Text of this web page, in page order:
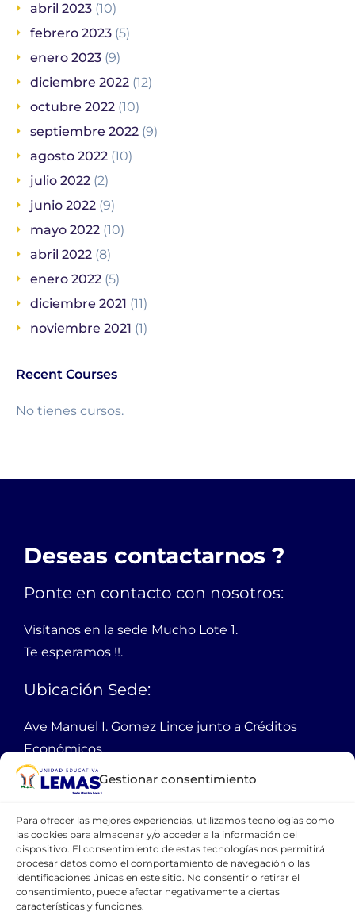
Gestionar consentimiento
Para ofrecer las mejores experiencias, utilizamos tecnologías como
las cookies para almacenar y/o acceder a la información del
dispositivo. El consentimiento de estas tecnologías nos permitirá
procesar datos como el comportamiento de navegación o las
identificaciones únicas en este sitio. No consentir o retirar el
consentimiento, puede afectar negativamente a ciertas
características y funciones.
abril 2023 (10)
febrero 2023 (5)
enero 2023 (9)
diciembre 2022 (12)
octubre 2022 (10)
septiembre 2022 (9)
agosto 2022 (10)
julio 2022 (2)
junio 2022 (9)
mayo 2022 (10)
abril 2022 (8)
enero 2022 (5)
diciembre 2021 (11)
noviembre 2021 (1)
Recent Courses
No tienes cursos.
Deseas contactarnos ?
Ponte en contacto con nosotros:
Visítanos en la sede Mucho Lote 1.
Te esperamos !!.
Ubicación Sede:
Ave Manuel I. Gomez Lince junto a Créditos
Económicos,
Mucho Lote 1 mz 2301 solar 1
Guayaquil Ecuador
PBX:38 11 100
Email:webmaster@lemas.edu.ec
Cellular:0990762462